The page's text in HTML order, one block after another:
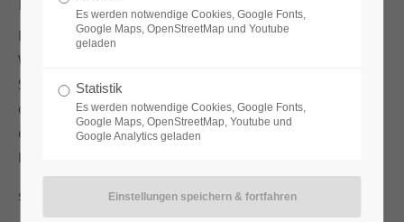
Ein Knaufzylinder ist ein Schließzylinder für Haus- und
Wohnungstüren. Von außen wird die Tür mit einem
Schlüssel auf- und zugeschlossen. Auf der Innenseite wird
die Tür durch einen Knauf, ohne Schlüssel, verriegelt. Bei
der Montage ist darauf zu achten, dass der Knauf an die
Innenseite der Tür eingebaut wird.
siehe auch Vorreiber
Es werden notwendige Cookies, Google Fonts,
Google Maps, OpenStreetMap und Youtube
geladen
Statistik
Es werden notwendige Cookies, Google Fonts,
Google Maps, OpenStreetMap, Youtube und
Google Analytics geladen